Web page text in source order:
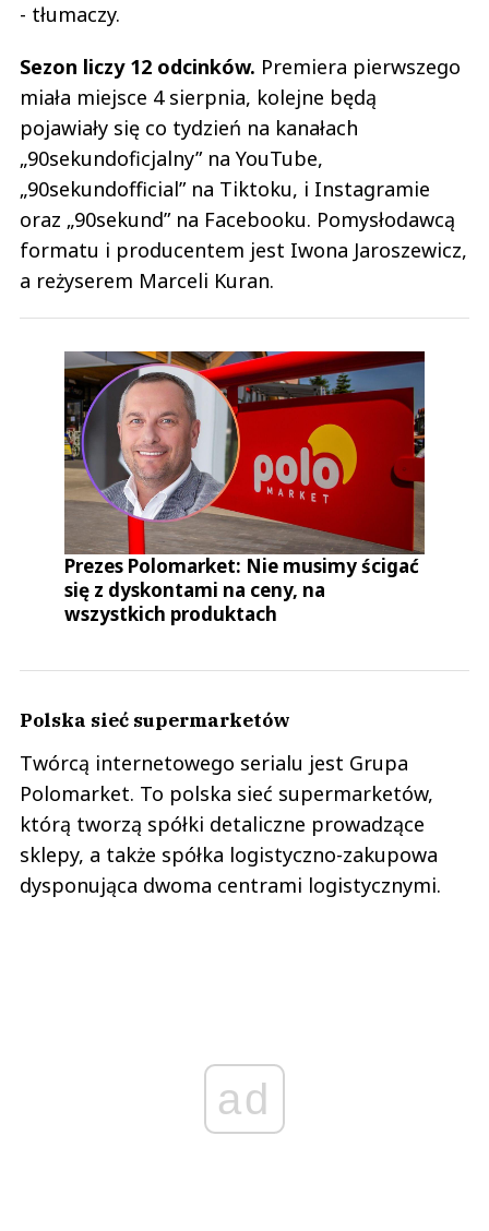
- tłumaczy.
Sezon liczy 12 odcinków. Premiera pierwszego
miała miejsce 4 sierpnia, kolejne będą
pojawiały się co tydzień na kanałach
„90sekundoficjalny” na YouTube,
„90sekundofficial” na Tiktoku, i Instagramie
oraz „90sekund” na Facebooku. Pomysłodawcą
formatu i producentem jest Iwona Jaroszewicz,
a reżyserem Marceli Kuran.
Prezes Polomarket: Nie musimy ścigać
się z dyskontami na ceny, na
wszystkich produktach
Polska sieć supermarketów
Twórcą internetowego serialu jest Grupa
Polomarket. To polska sieć supermarketów,
którą tworzą spółki detaliczne prowadzące
sklepy, a także spółka logistyczno-zakupowa
dysponująca dwoma centrami logistycznymi.
ad